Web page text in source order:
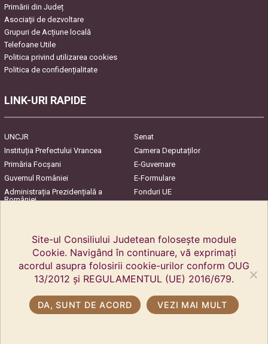
Primării din Județ
Asociaţii de dezvoltare
Grupuri de Acțiune locală
Telefoane Utile
Politica privind utilizarea cookies
Politica de confidențialitate
LINK-URI RAPIDE
UNCJR
Senat
Instituția Prefectului Vrancea
Camera Deputaților
Primăria Focşani
E-Guvernare
Guvernul României
E-Formulare
Administrația Prezidențială a
României
Fonduri UE
Site-ul Consiliului Judetean folosește module
Cookie. Navigând în continuare, vă exprimați
acordul asupra folosirii cookie-urilor conform OUG
13/2012 și REGULAMENTUL (UE) 2016/679.
DA, SUNT DE ACORD VEZI MAI MULT